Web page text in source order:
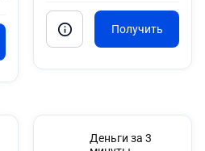
Деньги за 3